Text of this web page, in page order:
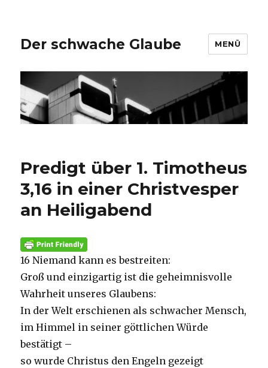
Der schwache Glaube MENÜ
Predigt über 1. Timotheus
3,16 in einer Christvesper
an Heiligabend
16 Niemand kann es bestreiten:
Groß und einzigartig ist die geheimnisvolle
Wahrheit unseres Glaubens:
In der Welt erschienen als schwacher Mensch,
im Himmel in seiner göttlichen Würde
bestätigt –
so wurde Christus den Engeln gezeigt